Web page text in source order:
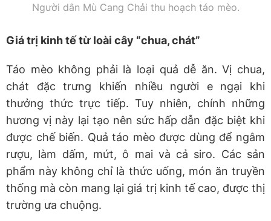
Người dân Mù Cang Chải thu hoạch táo mèo.
Giá trị kinh tế từ loài cây “chua, chát”
​Táo mèo không phải là loại quả dễ ăn. Vị chua,
chát đặc trưng khiến nhiều người e ngại khi
thưởng thức trực tiếp. Tuy nhiên, chính những
hương vị này lại tạo nên sức hấp dẫn đặc biệt khi
được chế biến. Quả táo mèo được dùng để ngâm
rượu, làm dấm, mứt, ô mai và cả siro. Các sản
phẩm này không chỉ là thức uống, món ăn truyền
thống mà còn mang lại giá trị kinh tế cao, được thị
trường ưa chuộng.